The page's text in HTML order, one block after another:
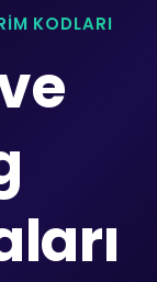
KODLARI